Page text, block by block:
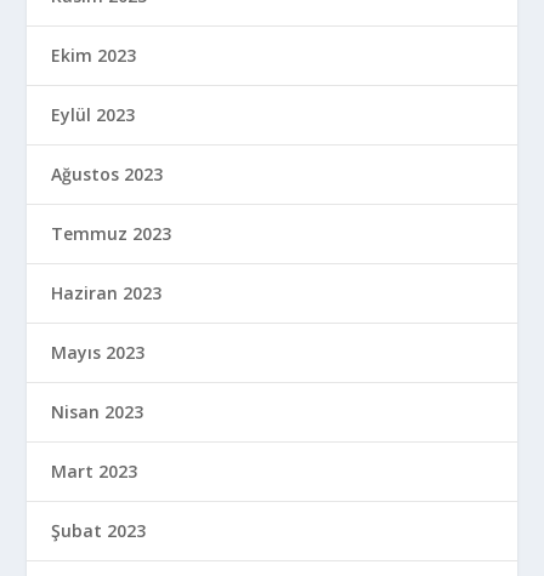
Ekim 2023
Eylül 2023
Ağustos 2023
Temmuz 2023
Haziran 2023
Mayıs 2023
Nisan 2023
Mart 2023
Şubat 2023